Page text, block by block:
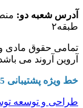
آدرس شعبه دو:
طبقه۲
تمامی حقوق مادی
آروین آروند می
خط ویژه پشتیبانی
طراحی و توسعه